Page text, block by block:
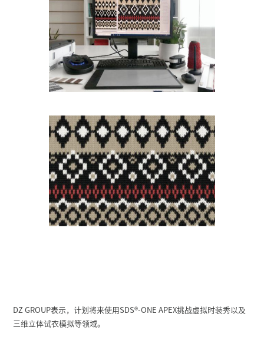
DZ GROUP表示，计划将来使用SDS®-ONE APEX挑战虚拟时装秀以及
三维立体试衣模拟等领域。